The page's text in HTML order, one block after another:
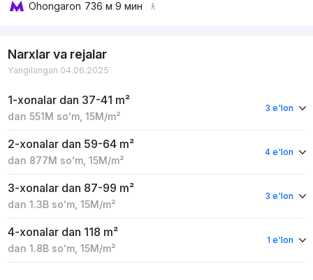
Ohongaron 736 м 9 мин
Narxlar va rejalar
Yangilangan 04.06.2025
1-xonalar dan 37-41 m²
dan 551M soʻm, 15M/m²
3 e'lon
2-xonalar dan 59-64 m²
dan 877M soʻm, 15M/m²
4 e'lon
3-xonalar dan 87-99 m²
dan 1.3B soʻm, 15M/m²
3 e'lon
4-xonalar dan 118 m²
dan 1.8B soʻm, 15M/m²
1 e'lon